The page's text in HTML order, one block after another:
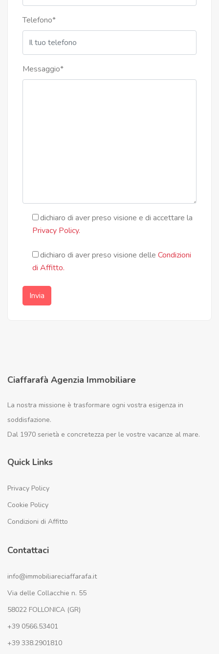
Telefono*
Messaggio*
dichiaro di aver preso visione e di accettare la
Privacy Policy.
dichiaro di aver preso visione delle Condizioni
di Affitto.
Invia
Ciaffarafà Agenzia Immobiliare
La nostra missione è trasformare ogni vostra esigenza in
soddisfazione.
Dal 1970 serietà e concretezza per le vostre vacanze al mare.
Quick Links
Privacy Policy
Cookie Policy
Condizioni di Affitto
Contattaci
info@immobiliareciaffarafa.it
Via delle Collacchie n. 55
58022 FOLLONICA (GR)
+39 0566.53401
+39 338.2901810